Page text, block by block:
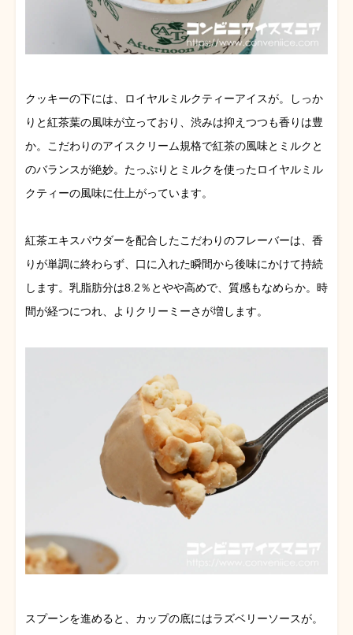
クッキーの下には、ロイヤルミルクティーアイスが。しっか
りと紅茶葉の風味が立っており、渋みは抑えつつも香りは豊
か。こだわりのアイスクリーム規格で紅茶の風味とミルクと
のバランスが絶妙。たっぷりとミルクを使ったロイヤルミル
クティーの風味に仕上がっています。
紅茶エキスパウダーを配合したこだわりのフレーバーは、香
りが単調に終わらず、口に入れた瞬間から後味にかけて持続
します。乳脂肪分は8.2％とやや高めで、質感もなめらか。時
間が経つにつれ、よりクリーミーさが増します。
スプーンを進めると、カップの底にはラズベリーソースが。